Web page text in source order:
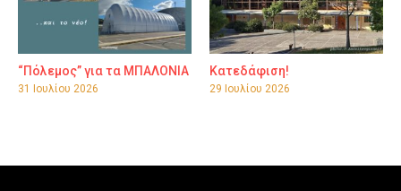
“Πόλεμος” για τα ΜΠΑΛΟΝΙΑ
31 Ιουλίου 2026
Κατεδάφιση!
29 Ιουλίου 2026